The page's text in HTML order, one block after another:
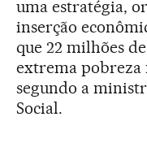
uma estratégia,
inserção
que 22 milhões
extrema pobreza
segundo a
Social.